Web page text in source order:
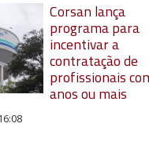
Corsan lança
programa para
incentivar a
contratação de
profissionais
anos ou mais